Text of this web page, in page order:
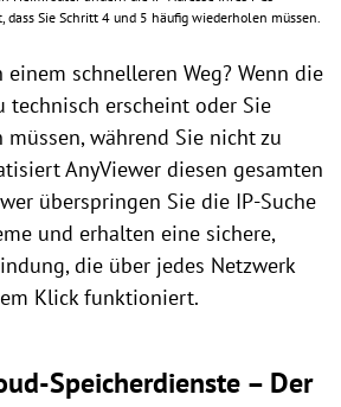
dass Sie Schritt 4 und 5 häufig wiederholen müssen.
schnelleren Weg? Wenn die
technisch erscheint oder Sie
während Sie nicht zu
AnyViewer diesen gesamten
überspringen Sie die IP-Suche
und erhalten eine sichere,
die über jedes Netzwerk
Klick funktioniert.
Speicherdienste – Der